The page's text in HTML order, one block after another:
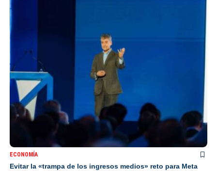
ECONOMÍA
Evitar la «trampa de los ingresos medios» reto para Meta